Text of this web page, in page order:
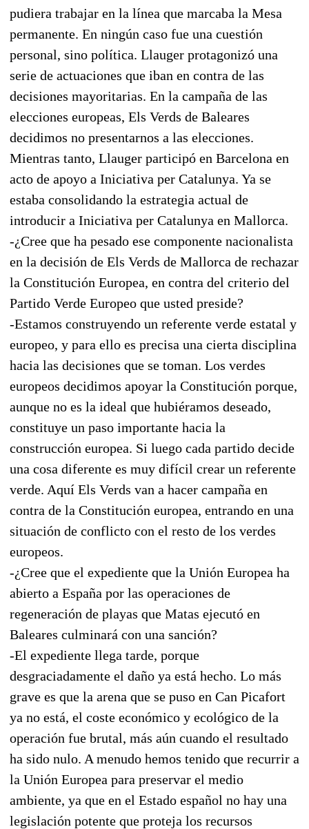
pudiera trabajar en la línea que marcaba la Mesa
permanente. En ningún caso fue una cuestión
personal, sino política. Llauger protagonizó una
serie de actuaciones que iban en contra de las
decisiones mayoritarias. En la campaña de las
elecciones europeas, Els Verds de Baleares
decidimos no presentarnos a las elecciones.
Mientras tanto, Llauger participó en Barcelona en
acto de apoyo a Iniciativa per Catalunya. Ya se
estaba consolidando la estrategia actual de
introducir a Iniciativa per Catalunya en Mallorca.
-¿Cree que ha pesado ese componente nacionalista
en la decisión de Els Verds de Mallorca de rechazar
la Constitución Europea, en contra del criterio del
Partido Verde Europeo que usted preside?
-Estamos construyendo un referente verde estatal y
europeo, y para ello es precisa una cierta disciplina
hacia las decisiones que se toman. Los verdes
europeos decidimos apoyar la Constitución porque,
aunque no es la ideal que hubiéramos deseado,
constituye un paso importante hacia la
construcción europea. Si luego cada partido decide
una cosa diferente es muy difícil crear un referente
verde. Aquí Els Verds van a hacer campaña en
contra de la Constitución europea, entrando en una
situación de conflicto con el resto de los verdes
europeos.
-¿Cree que el expediente que la Unión Europea ha
abierto a España por las operaciones de
regeneración de playas que Matas ejecutó en
Baleares culminará con una sanción?
-El expediente llega tarde, porque
desgraciadamente el daño ya está hecho. Lo más
grave es que la arena que se puso en Can Picafort
ya no está, el coste económico y ecológico de la
operación fue brutal, más aún cuando el resultado
ha sido nulo. A menudo hemos tenido que recurrir a
la Unión Europea para preservar el medio
ambiente, ya que en el Estado español no hay una
legislación potente que proteja los recursos